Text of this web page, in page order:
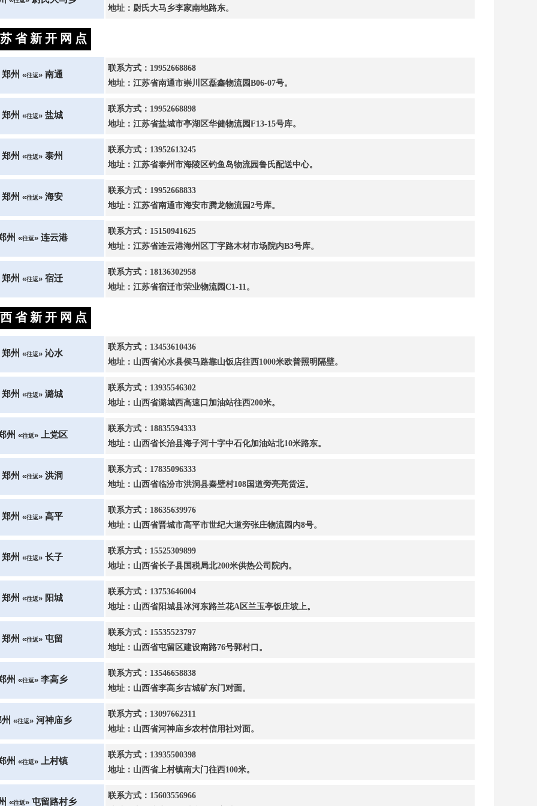
地址：尉氏大马乡李家南地路东。
省 新 开 网 点
郑州 «往返» 南通
联系方式：19952668868
地址：江苏省南通市崇川区磊鑫物流园B06-07号。
郑州 «往返» 盐城
联系方式：19952668898
地址：江苏省盐城市亭湖区华健物流园F13-15号库。
郑州 «往返» 泰州
联系方式：13952613245
地址：江苏省泰州市海陵区钓鱼岛物流园鲁氏配送中心。
郑州 «往返» 海安
联系方式：19952668833
地址：江苏省南通市海安市腾龙物流园2号库。
州 «往返» 连云港
联系方式：15150941625
地址：江苏省连云港海州区丁字路木材市场院内B3号库。
郑州 «往返» 宿迁
联系方式：18136302958
地址：江苏省宿迁市荣业物流园C1-11。
省 新 开 网 点
郑州 «往返» 沁水
联系方式：13453610436
地址：山西省沁水县侯马路靠山饭店往西1000米欧普照明隔壁。
郑州 «往返» 潞城
联系方式：13935546302
地址：山西省潞城西高速口加油站往西200米。
州 «往返» 上党区
联系方式：18835594333
地址：山西省长治县海子河十字中石化加油站北10米路东。
郑州 «往返» 洪洞
联系方式：17835096333
地址：山西省临汾市洪洞县秦壁村108国道旁亮亮货运。
郑州 «往返» 高平
联系方式：18635639976
地址：山西省晋城市高平市世纪大道旁张庄物流园内8号。
郑州 «往返» 长子
联系方式：15525309899
地址：山西省长子县国税局北200米供热公司院内。
郑州 «往返» 阳城
联系方式：13753646004
地址：山西省阳城县冰河东路兰花A区兰玉亭饭庄坡上。
郑州 «往返» 屯留
联系方式：15535523797
地址：山西省屯留区建设南路76号郭村口。
州 «往返» 李高乡
联系方式：13546658838
地址：山西省李高乡古城矿东门对面。
«往返» 河神庙乡
联系方式：13097662311
地址：山西省河神庙乡农村信用社对面。
州 «往返» 上村镇
联系方式：13935500398
地址：山西省上村镇南大门往西100米。
«往返» 屯留路村乡
联系方式：15603556966